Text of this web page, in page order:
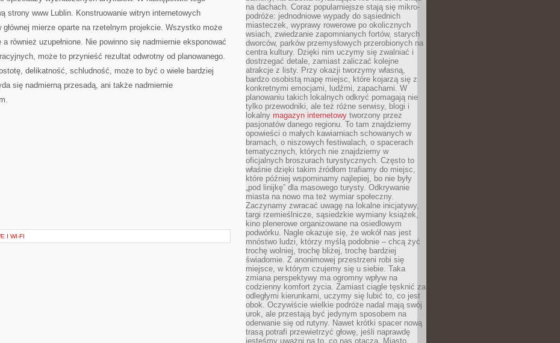
strony www Lublin. Konstruowanie witryn internetowych
głównej mierze oparte na rzetelnym projekcie. Wszystko może
a również uzupełnione. Nie powinno się nadmiernie eksponować
może to przynieść rezultat odwrotny od planowanego.
delikatność, schludność, może to być o wiele bardziej
się nadmierną przesadą, ani także nadmiernie
I WI-FI
na dachach. Coraz popularniejsze stają się mikro-
podróże: jednodniowe wypady do sąsiednich
miasteczek, wyprawy rowerowe po okolicznych
wsiach, zwiedzanie zapomnianych fortów, starych
dworców, parków przemysłowych przerobionych na
centra kultury. Dzięki nim uczymy się zwalniać i
dostrzegać detale, zamiast zaliczać kolejne
atrakcje z listy. Przy okazji tworzymy własną,
bardzo osobistą mapę miejsc, które kojarzą się z
konkretnymi emocjami, ludźmi, zapachami. W
planowaniu takich lokalnych odkryć pomagają nie
tylko przewodniki, ale też różne serwisy, blogi i
lokalny magazyn internetowy tworzony przez
pasjonatów danego regionu. To tam znajdziemy
opowieści o małych kawiarniach schowanych w
bramach, o niszowych festiwalach, o spacerach
tematycznych, których nie znajdziemy w
oficjalnych broszurach turystycznych. Często to
właśnie dzięki takim źródłom trafiamy do miejsc,
które później wspominamy najlepiej, bo nie były
„pod linijkę” dla masowego turysty. Odkrywanie
miasta na nowo ma też wymiar społeczny.
Zaczynamy zwracać uwagę na lokalne inicjatywy,
targi rzemieślnicze, sąsiedzkie wymiany książek,
kino plenerowe organizowane na osiedlowym
podwórku. Nagle okazuje się, że wokół nas jest
mnóstwo ludzi, którzy myślą podobnie – chcą żyć
trochę wolniej, trochę bliżej, trochę bardziej
świadomie. Z anonimowej przestrzeni robi się
miejsce, w którym czujemy się u siebie. Taka
zmiana perspektywy ma ogromny wpływ na
codzienny komfort życia. Zamiast ciągle tęsknić za
odległymi kierunkami, uczymy się lubić to, co jest
obok. Oczywiście wielkie podróże nadal mają swój
urok, ale przestają być jedynym sposobem na
oderwanie się od rutyny. Nawet krótki spacer nową
trasą potrafi przewietrzyć głowę, jeśli naprawdę
jesteśmy uważni na to, co nas otacza. Miasto,